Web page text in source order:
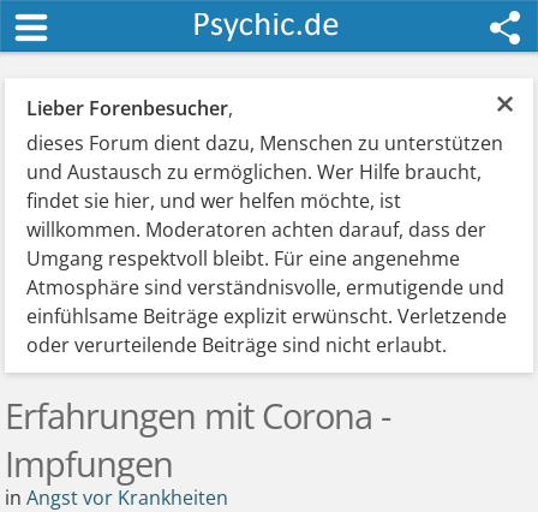
×
Lieber Forenbesucher,
dieses Forum dient dazu, Menschen zu unterstützen
und Austausch zu ermöglichen. Wer Hilfe braucht,
findet sie hier, und wer helfen möchte, ist
willkommen. Moderatoren achten darauf, dass der
Umgang respektvoll bleibt. Für eine angenehme
Atmosphäre sind verständnisvolle, ermutigende und
einfühlsame Beiträge explizit erwünscht. Verletzende
oder verurteilende Beiträge sind nicht erlaubt.
Erfahrungen mit Corona -
Impfungen
inAngst vor Krankheiten